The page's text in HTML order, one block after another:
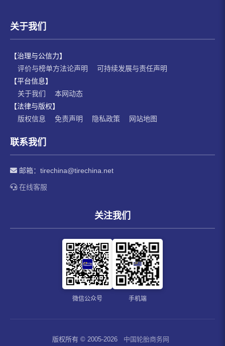
关于我们
【治理与公信力】
评价与榜单方法论声明
可持续发展与责任声明
【平台信息】
关于我们
本网动态
【法律与版权】
版权信息
免责声明 隐私政策 网站地图
联系我们
邮箱： tirechina@tirechina.net
在线客服
关注我们
微信公众号 手机端
版权所有 © 2005-2026 中国轮胎商务网